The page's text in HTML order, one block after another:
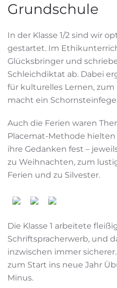
Grundschule
In der Klasse 1/2 sind wir
gestartet. Im
Glücksbringer und
Schleichdiktat ab. Dabei
für kulturelles Lernen, zum
macht ein
Auch die Ferien waren
Placemat-Methode
ihre Gedanken fest –
zu Weihnachten, zum
Ferien und zu Silvester.
Die Klasse 1 arbeitete
Schriftspracherwerb, und
inzwischen immer
zum Start ins neue Jahr
Minus.